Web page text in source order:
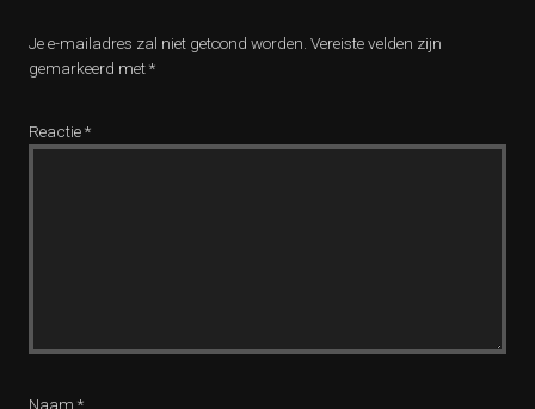
Je e-mailadres zal niet getoond worden. Vereiste velden zijn
gemarkeerd met*
Reactie*
Naam *